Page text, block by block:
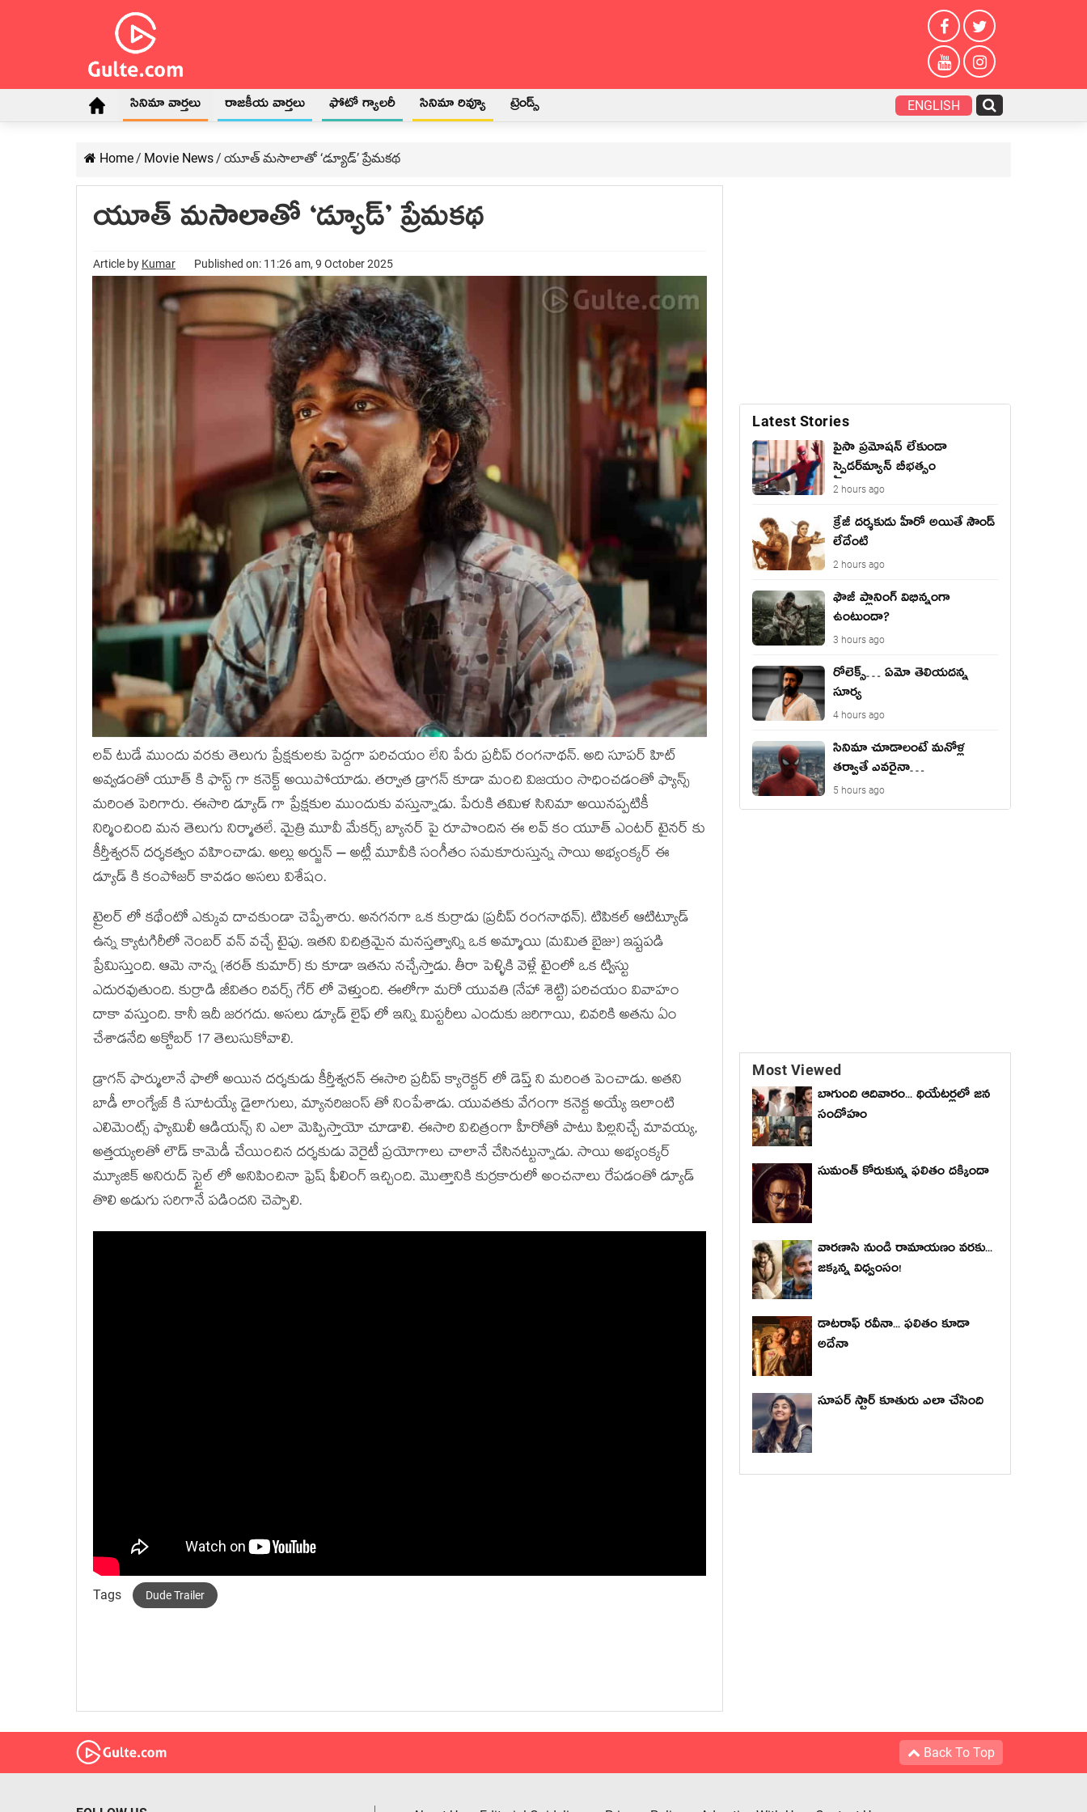
సినిమా వార్తలు రాజకీయ వార్తలు ఫోటో గ్యాలరీ సినిమా రివ్యూ ట్రెండ్స్ ENGLISH
Home/ Movie News/ యూత్ మసాలాతో ‘డ్యూడ్’ ప్రేమకథ
యూత్ మసాలాతో ‘డ్యూడ్’ ప్రేమకథ
Article by Kumar Published on: 11:26 am, 9 October 2025
లవ్ టుడే ముందు వరకు తెలుగు ప్రేక్షకులకు పెద్దగా పరిచయం లేని పేరు ప్రదీప్ రంగనాథన్. అది సూపర్ హిట్
అవ్వడంతో యూత్ కి ఫాస్ట్ గా కనెక్ట్ అయిపోయాడు. తర్వాత డ్రాగన్ కూడా మంచి విజయం సాధించడంతో ఫ్యాన్స్
మరింత పెరిగారు. ఈసారి డ్యూడ్ గా ప్రేక్షకుల ముందుకు వస్తున్నాడు. పేరుకి తమిళ సినిమా అయినప్పటికీ
నిర్మించింది మన తెలుగు నిర్మాతలే. మైత్రి మూవీ మేకర్స్ బ్యానర్ పై రూపొందిన ఈ లవ్ కం యూత్ ఎంటర్ టైనర్ కు
కీర్తీశ్వరన్ దర్శకత్వం వహించాడు. అల్లు అర్జున్ – అట్లీ మూవీకి సంగీతం సమకూరుస్తున్న సాయి అభ్యంక్కర్ ఈ
డ్యూడ్ కి కంపోజర్ కావడం అసలు విశేషం.
ట్రైలర్ లో కథేంటో ఎక్కువ దాచకుండా చెప్పేశారు. అనగనగా ఒక కుర్రాడు (ప్రదీప్ రంగనాథన్). టిపికల్ ఆటిట్యూడ్
ఉన్న క్యాటగిరీలో నెంబర్ వన్ వచ్చే టైపు. ఇతని విచిత్రమైన మనస్తత్వాన్ని ఒక అమ్మాయి (మమిత బైజు) ఇష్టపడి
ప్రేమిస్తుంది. ఆమె నాన్న (శరత్ కుమార్) కు కూడా ఇతను నచ్చేస్తాడు. తీరా పెళ్ళికి వెళ్లే టైంలో ఒక ట్విస్టు
ఎదురవుతుంది. కుర్రాడి జీవితం రివర్స్ గేర్ లో వెళ్తుంది. ఈలోగా మరో యువతి (నేహా శెట్టి) పరిచయం వివాహం
దాకా వస్తుంది. కానీ ఇదీ జరగదు. అసలు డ్యూడ్ లైఫ్ లో ఇన్ని మిస్టరీలు ఎందుకు జరిగాయి, చివరికి అతను ఏం
చేశాడనేది అక్టోబర్ 17 తెలుసుకోవాలి.
డ్రాగన్ ఫార్ములానే ఫాలో అయిన దర్శకుడు కీర్తీశ్వరన్ ఈసారి ప్రదీప్ క్యారెక్టర్ లో డెప్త్ ని మరింత పెంచాడు. అతని
బాడీ లాంగ్వేజ్ కి సూటయ్యే డైలాగులు, మ్యానరిజంస్ తో నింపేశాడు. యువతకు వేగంగా కనెక్ట అయ్యే ఇలాంటి
ఎలిమెంట్స్ ఫ్యామిలీ ఆడియన్స్ ని ఎలా మెప్పిస్తాయో చూడాలి. ఈసారి విచిత్రంగా హీరోతో పాటు పిల్లనిచ్చే మావయ్య,
అత్తయ్యలతో లౌడ్ కామెడీ చేయించిన దర్శకుడు వెరైటీ ప్రయోగాలు చాలానే చేసినట్టున్నాడు. సాయి అభ్యంక్కర్
మ్యూజిక్ అనిరుద్ స్టైల్ లో అనిపించినా ఫ్రెష్ ఫీలింగ్ ఇచ్చింది. మొత్తానికి కుర్రకారులో అంచనాలు రేపడంతో డ్యూడ్
తొలి అడుగు సరిగానే పడిందని చెప్పాలి.
Tags Dude Trailer
Latest Stories
పైసా ప్రమోషన్ లేకుండా
స్పైడర్‌మ్యాన్ బీభత్సం
2 hours ago
క్రేజీ దర్శకుడు హీరో అయితే సౌండ్
లేదేంటి
2 hours ago
ఫౌజీ ప్లానింగ్ విభిన్నంగా
ఉంటుందా?
3 hours ago
రోలెక్స్… ఏమో తెలియదన్న
సూర్య
4 hours ago
సినిమా చూడాలంటే మ‌నోళ్ల
త‌ర్వాతే ఎవ‌రైనా…
5 hours ago
Most Viewed
బాగుంది ఆదివారం... థియేటర్లలో జన
సందోహం
సుమంత్ కోరుకున్న ఫలితం దక్కిందా
వారణాసి నుండి రామాయణం వరకు...
జక్కన్న విధ్వంసం!
డాటరాఫ్ రవీనా... ఫలితం కూడా
అదేనా
సూపర్ స్టార్ కూతురు ఎలా చేసింది
Back To Top